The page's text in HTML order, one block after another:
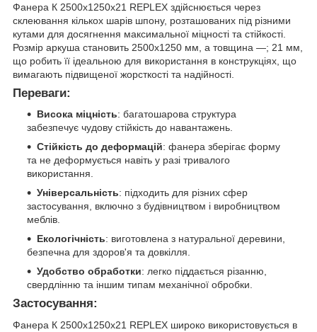
Фанера К 2500x1250x21 REPLEX здійснюється через
склеювання кількох шарів шпону, розташованих під різними
кутами для досягнення максимальної міцності та стійкості.
Розмір аркуша становить 2500x1250 мм, а товщина —; 21 мм,
що робить її ідеальною для використання в конструкціях, що
вимагають підвищеної жорсткості та надійності.
Переваги:
Висока міцність: багатошарова структура
забезпечує чудову стійкість до навантажень.
Стійкість до деформацій: фанера зберігає форму
та не деформується навіть у разі тривалого
використання.
Універсальність: підходить для різних сфер
застосування, включно з будівництвом і виробництвом
меблів.
Екологічність: виготовлена з натуральної деревини,
безпечна для здоров'я та довкілля.
Удобство обработки: легко піддається різанню,
свердлінню та іншим типам механічної обробки.
Застосування:
Фанера К 2500x1250x21 REPLEX широко використовується в